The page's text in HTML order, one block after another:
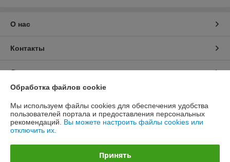
О нас
Контакты
Доставка и оплата
Полная версия сайта
Политика обработки cookies
Обработка файлов cookie
Мы используем файлы cookies для обеспечения удобства
пользователей портала и предоставления персональных
рекомендаций. Вы можете настроить файлы cookies или
отключить их.
Принять